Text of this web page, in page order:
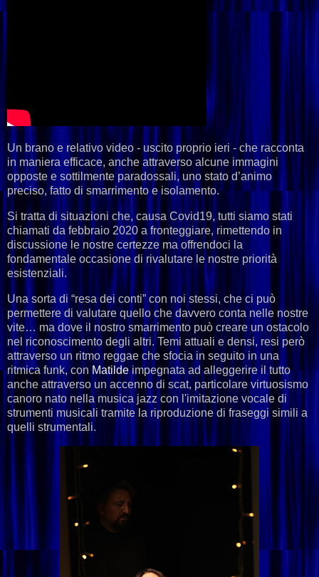
Un brano e relativo video - uscito proprio ieri - che racconta
in maniera efficace, anche attraverso alcune immagini
opposte e sottilmente paradossali, uno stato d’animo
preciso, fatto di smarrimento e isolamento.
Si tratta di situazioni che, causa Covid19, tutti siamo stati
chiamati da febbraio 2020 a fronteggiare, rimettendo in
discussione le nostre certezze ma offrendoci la
fondamentale occasione di rivalutare le nostre priorità
esistenziali.
Una sorta di “resa dei conti” con noi stessi, che ci può
permettere di valutare quello che davvero conta nelle nostre
vite… ma dove il nostro smarrimento può creare un ostacolo
nel riconoscimento degli altri. Temi attuali e densi, resi però
attraverso un ritmo reggae che sfocia in seguito in una
ritmica funk, conMatildeimpegnata ad alleggerire il tutto
anche attraverso un accenno di scat, particolare virtuosismo
canoro nato nella musica jazz con l'imitazione vocale di
strumenti musicali tramite la riproduzione di fraseggi simili a
quelli strumentali.